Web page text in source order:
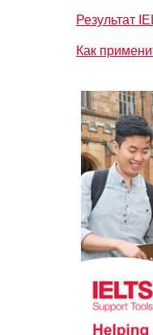
Результат
Как